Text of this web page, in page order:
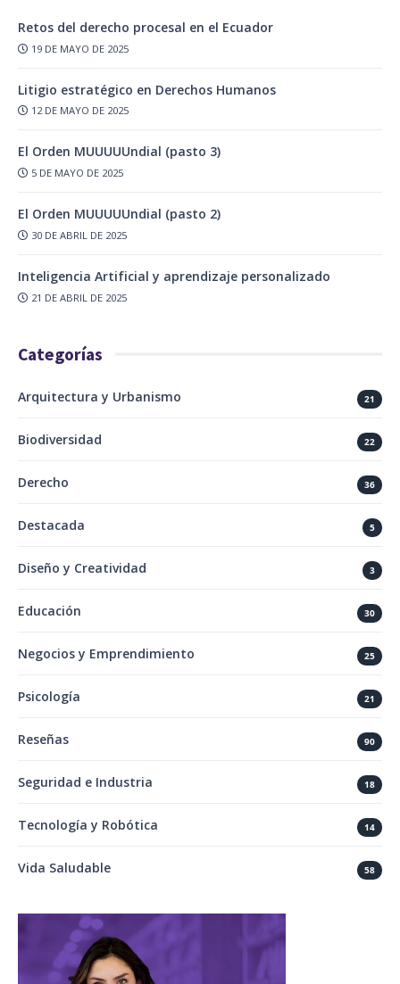
Retos del derecho procesal en el Ecuador
19 DE MAYO DE 2025
Litigio estratégico en Derechos Humanos
12 DE MAYO DE 2025
El Orden MUUUUUndial (pasto 3)
5 DE MAYO DE 2025
El Orden MUUUUUndial (pasto 2)
30 DE ABRIL DE 2025
Inteligencia Artificial y aprendizaje personalizado
21 DE ABRIL DE 2025
Categorías
Arquitectura y Urbanismo 21
Biodiversidad 22
Derecho 36
Destacada 5
Diseño y Creatividad 3
Educación 30
Negocios y Emprendimiento 25
Psicología 21
Reseñas 90
Seguridad e Industria 18
Tecnología y Robótica 14
Vida Saludable 58